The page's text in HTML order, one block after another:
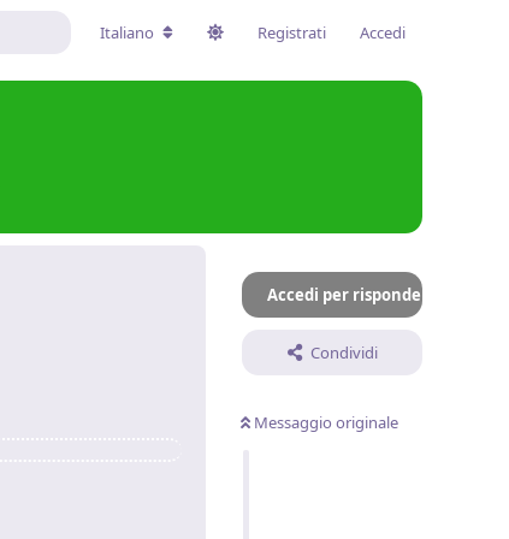
Italiano Registrati Accedi
Accedi per rispondere
Condividi
Messaggio originale